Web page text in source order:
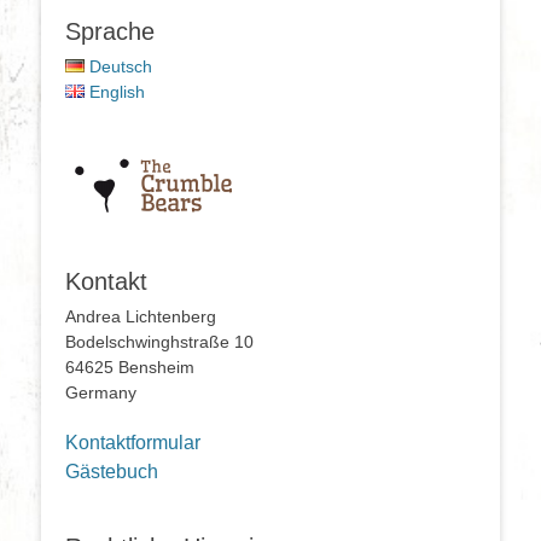
Sprache
Deutsch
English
Kontakt
Andrea Lichtenberg
Bodelschwinghstraße 10
64625 Bensheim
Germany
Kontaktformular
Gästebuch